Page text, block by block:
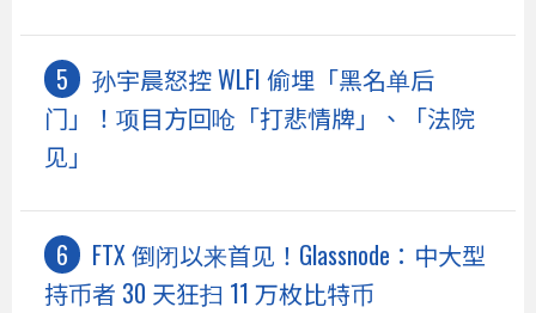
孙宇晨怒控 WLFI 偷埋「黑名单后
门」！项目方回呛「打悲情牌」、「法院
见」
FTX 倒闭以来首见！Glassnode：中大型
持币者 30 天狂扫 11 万枚比特币